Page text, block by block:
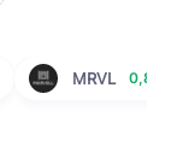
MRVL 0,82%